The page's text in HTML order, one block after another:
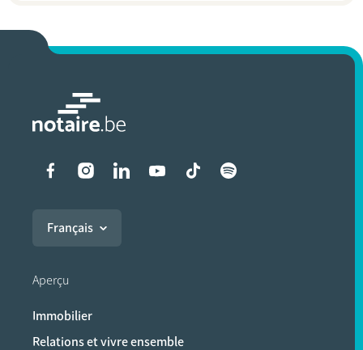
Liens vers les réseaux
Français
Aperçu
Immobilier
Relations et vivre ensemble